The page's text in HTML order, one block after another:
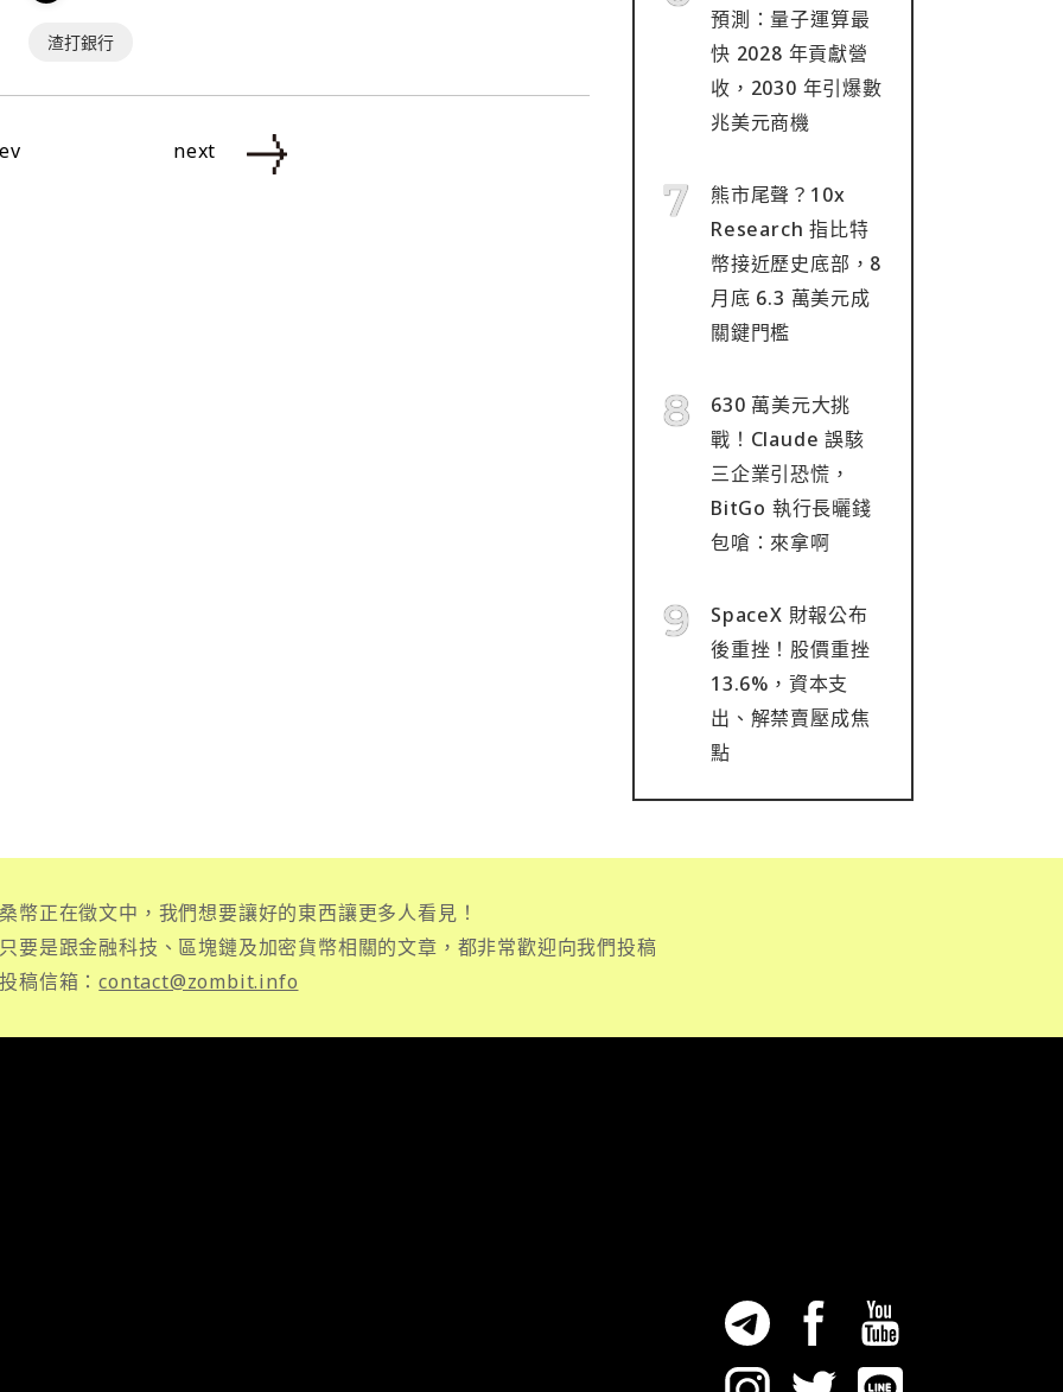
渣打銀行
next
預測：量子運算最
快 2028 年貢獻營
收，2030 年引爆數
兆美元商機
熊市尾聲？10x
Research 指比特
幣接近歷史底部，8
月底 6.3 萬美元成
關鍵門檻
630 萬美元大挑
戰！Claude 誤駭
三企業引恐慌，
BitGo 執行長曬錢
包嗆：來拿啊
SpaceX 財報公布
後重挫！股價重挫
13.6%，資本支
出、解禁賣壓成焦
點
桑幣正在徵文中，我們想要讓好的東西讓更多人看見！
只要是跟金融科技、區塊鏈及加密貨幣相關的文章，都非常歡迎向我們投稿
投稿信箱：contact@zombit.info